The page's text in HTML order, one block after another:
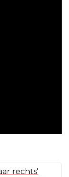
rechts'